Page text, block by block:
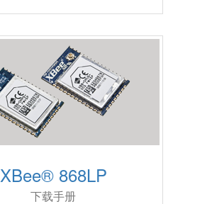
XBee® 868LP
下载手册